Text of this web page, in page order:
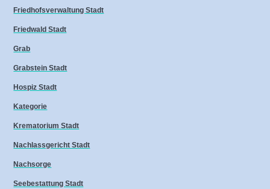
Friedhofsverwaltung Stadt
Friedwald Stadt
Grab
Grabstein Stadt
Hospiz Stadt
Kategorie
Krematorium Stadt
Nachlassgericht Stadt
Nachsorge
Seebestattung Stadt